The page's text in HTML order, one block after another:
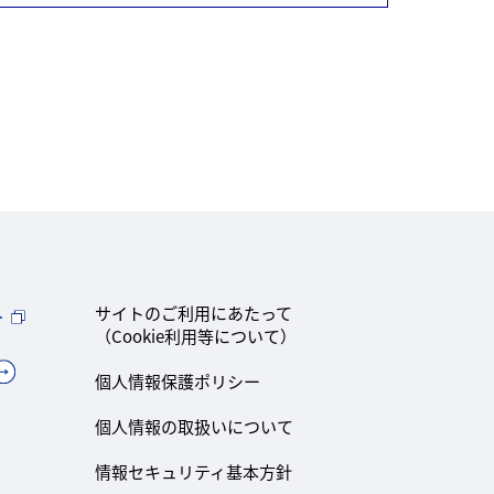
サイトのご利用にあたって
（Cookie利用等について）
個人情報保護ポリシー
個人情報の取扱いについて
情報セキュリティ基本方針